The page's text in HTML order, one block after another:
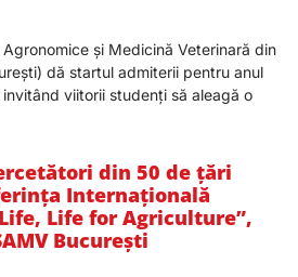
și Medicină Veterinară din
dă startul admiterii pentru anul
viitorii studenți să aleagă o
din 50 de țări
Internațională
Life for Agriculture”,
București